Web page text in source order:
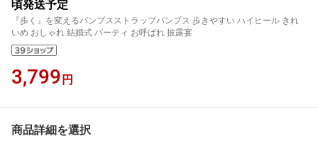
頃発送予定
『歩く』を変えるパンプスストラップパンプス 歩きやすい ハイヒール きれ
いめ おしゃれ 結婚式 パーティ お呼ばれ 披露宴
3,799 円
商品詳細を選択